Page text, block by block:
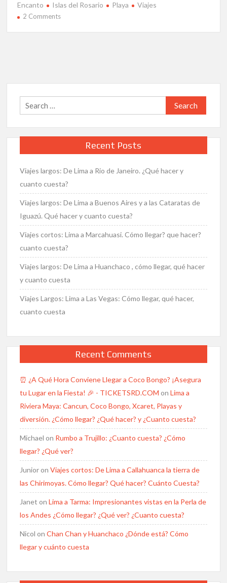
Encanto
Islas del Rosario Playa Viajes
2 Commentson
qué
llegar
y
cuanto
Search
for:
Recent Posts
Viajes largos: De Lima a Rio de Janeiro. ¿Qué hacer y
cuanto cuesta?
Viajes largos: De Lima a Buenos Aires y a las Cataratas de
Iguazú. Qué hacer y cuanto cuesta?
Viajes cortos: Lima a Marcahuasi. Cómo llegar? que hacer?
cuanto cuesta?
Viajes largos: De Lima a Huanchaco , cómo llegar, qué hacer
y cuanto cuesta
Viajes Largos: Lima a Las Vegas: Cómo llegar, qué hacer,
cuanto cuesta
Recent Comments
⏰ ¿A Qué Hora Conviene Llegar a Coco Bongo? ¡Asegura
tu Lugar en la Fiesta! 🎉 - TICKETSRD.COM onLima a
Riviera Maya: Cancun, Coco Bongo, Xcaret, Playas y
diversión. ¿Cómo llegar? ¿Qué hacer? y ¿Cuanto cuesta?
Michael on Rumbo a Trujillo: ¿Cuanto cuesta? ¿Cómo
llegar? ¿Qué ver?
JunioronViajes cortos: De Lima a Callahuanca la tierra de
las Chirimoyas. Cómo llegar? Qué hacer? Cuánto Cuesta?
Janet onLima a Tarma: Impresionantes vistas en la Perla de
los Andes ¿Cómo llegar? ¿Qué ver? ¿Cuanto cuesta?
Nicol onChan Chan y Huanchaco ¿Dónde está? Cómo
llegar y cuánto cuesta